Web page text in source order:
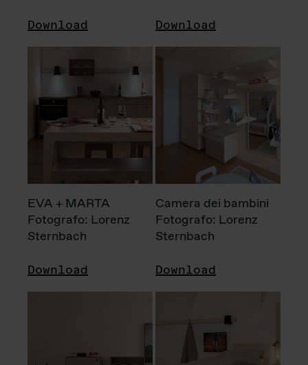
Download Download
EVA + MARTA
Fotografo: Lorenz
Sternbach
Download
Camera dei bambini
Fotografo: Lorenz
Sternbach
Download